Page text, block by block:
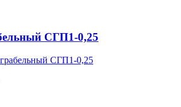
СГП1-0,25